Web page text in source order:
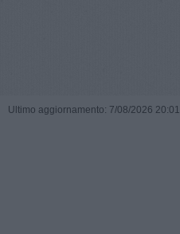
Ultimo aggiornamento: 7/08/2026 20:01 |